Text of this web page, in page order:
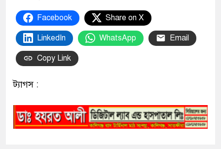
Facebook Share on X
LinkedIn WhatsApp Email
Copy Link
ট্যাগস :